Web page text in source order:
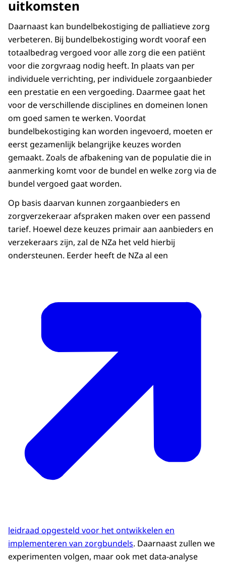
uitkomsten
Daarnaast kan bundelbekostiging de palliatieve zorg
verbeteren. Bij bundelbekostiging wordt vooraf een
totaalbedrag vergoed voor alle zorg die een patiënt
voor die zorgvraag nodig heeft. In plaats van per
individuele verrichting, per individuele zorgaanbieder
een prestatie en een vergoeding. Daarmee gaat het
voor de verschillende disciplines en domeinen lonen
om goed samen te werken. Voordat
bundelbekostiging kan worden ingevoerd, moeten er
eerst gezamenlijk belangrijke keuzes worden
gemaakt. Zoals de afbakening van de populatie die in
aanmerking komt voor de bundel en welke zorg via de
bundel vergoed gaat worden.
Op basis daarvan kunnen zorgaanbieders en
zorgverzekeraar afspraken maken over een passend
tarief. Hoewel deze keuzes primair aan aanbieders en
verzekeraars zijn, zal de NZa het veld hierbij
ondersteunen. Eerder heeft de NZa al een
leidraad opgesteld voor het ontwikkelen en
implementeren van zorgbundels. Daarnaast zullen we
experimenten volgen, maar ook met data-analyse